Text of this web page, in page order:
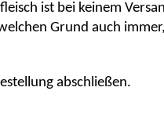
ist bei keinem
Grund auch
abschließen.